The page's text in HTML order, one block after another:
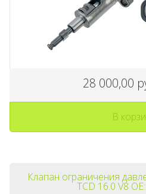
28 000,00
В
Клапан ограничения
TCD 16.0 V8